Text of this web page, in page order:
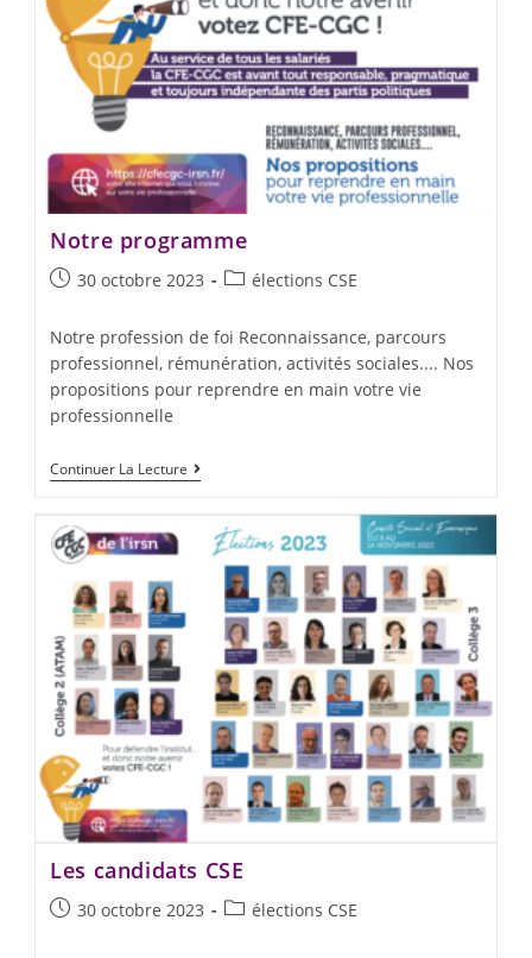
Notre programme
30 octobre 2023 élections CSE
Notre profession de foi Reconnaissance, parcours
professionnel, rémunération, activités sociales.... Nos
propositions pour reprendre en main votre vie
professionnelle
Continuer La Lecture
Les candidats CSE
30 octobre 2023 élections CSE